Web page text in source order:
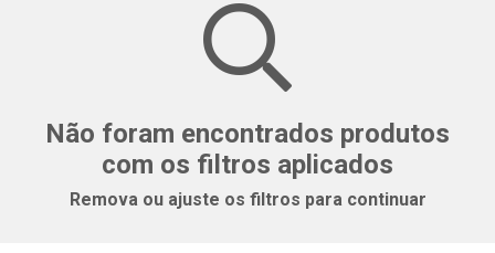
Não foram encontrados produtos
com os filtros aplicados
Remova ou ajuste os filtros para continuar